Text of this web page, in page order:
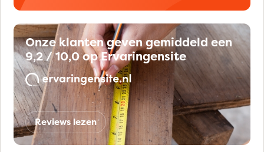
Onze klanten geven gemiddeld een
9,2 / 10,0 op Ervaringensite
Reviews lezen